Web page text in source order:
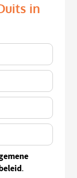
in
.